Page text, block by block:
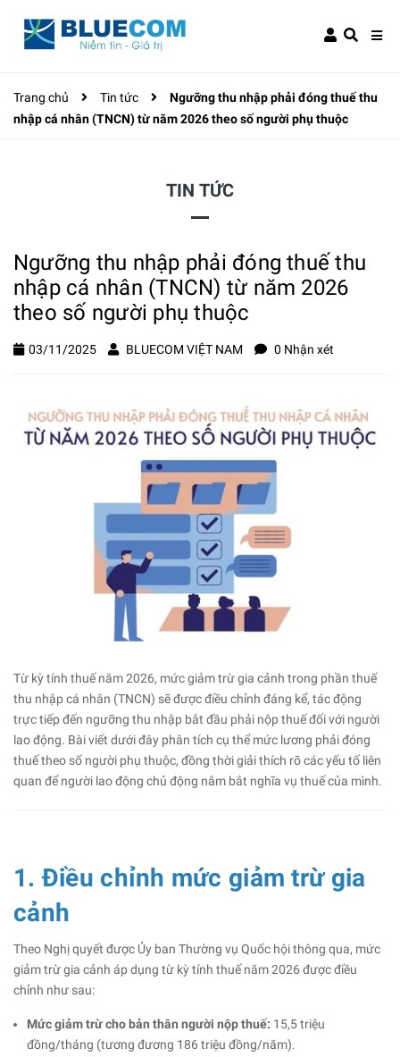
Trang chủ Tin tức
Ngưỡng thu nhập phải đóng thuế thu
nhập cá nhân (TNCN) từ năm 2026 theo số người phụ thuộc
TIN TỨC
Ngưỡng thu nhập phải đóng thuế thu
nhập cá nhân (TNCN) từ năm 2026
theo số người phụ thuộc
03/11/2025 BLUECOM VIỆT NAM 0 Nhận xét
Từ kỳ tính thuế năm 2026, mức giảm trừ gia cảnh trong phần thuế
thu nhập cá nhân (TNCN) sẽ được điều chỉnh đáng kể, tác động
trực tiếp đến ngưỡng thu nhập bắt đầu phải nộp thuế đối với người
lao động. Bài viết dưới đây phân tích cụ thể mức lương phải đóng
thuế theo số người phụ thuộc, đồng thời giải thích rõ các yếu tố liên
quan để người lao động chủ động nắm bắt nghĩa vụ thuế của mình.
1. Điều chỉnh mức giảm trừ gia
cảnh
Theo Nghị quyết được Ủy ban Thường vụ Quốc hội thông qua, mức
giảm trừ gia cảnh áp dụng từ kỳ tính thuế năm 2026 được điều
chỉnh như sau:
Mức giảm trừ cho bản thân người nộp thuế: 15,5 triệu
đồng/tháng (tương đương 186 triệu đồng/năm).